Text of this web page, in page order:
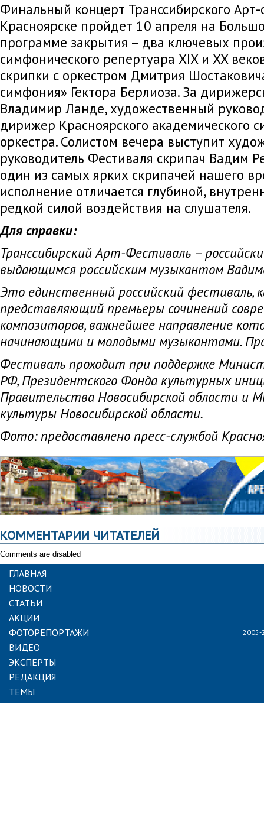
Финальный концерт Транссибирского
Красноярске пройдет 10 апреля на
программе закрытия – два ключевых
симфонического репертуара XIX и XX
скрипки с оркестром Дмитрия
симфония» Гектора Берлиоза. За
Владимир Ланде, художественный
дирижер Красноярского академического
оркестра. Солистом вечера выступит
руководитель Фестиваля скрипач Вадим
один из самых ярких скрипачей нашего
исполнение отличается глубиной,
редкой силой воздействия на слушателя.
Для справки:
Транссибирский Арт-Фестиваль –
выдающимся российским музыкантом
Это единственный российский фестиваль,
представляющий премьеры сочинений
композиторов, важнейшее направление
начинающими и молодыми музыкантами.
Фестиваль проходит при поддержке
РФ, Президентского Фонда культурных
Правительства Новосибирской области и
культуры Новосибирской области.
Фото: предоставлено пресс-службой
КОММЕНТАРИИ ЧИТАТЕЛЕЙ
Comments are disabled
ГЛАВНАЯ
НОВОСТИ
СТАТЬИ
АКЦИИ
ФОТОРЕПОРТАЖИ
ВИДЕО
ЭКСПЕРТЫ
РЕДАКЦИЯ
ТЕМЫ
2005-